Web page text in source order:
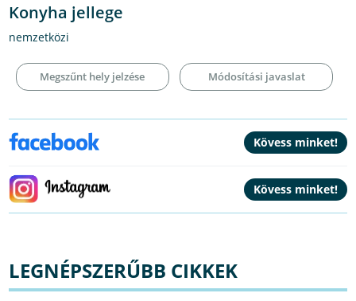
Konyha jellege
nemzetközi
Megszűnt hely jelzése Módosítási javaslat
LEGNÉPSZERŰBB CIKKEK